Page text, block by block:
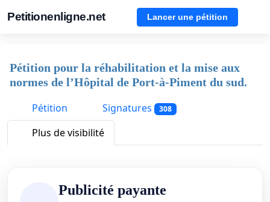
Petitionenligne.net Lancer une pétition
Pétition pour la réhabilitation et la mise aux
normes de l’Hôpital de Port-à-Piment du sud.
Pétition
Signatures 308
Plus de visibilité
Publicité payante